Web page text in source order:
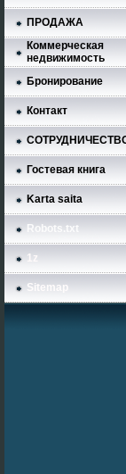
ПРОДАЖА
Коммерческая
недвижимость
Бронирование
Контакт
Гостевая книга
Karta saita
Robots.txt
1z
Sitemap